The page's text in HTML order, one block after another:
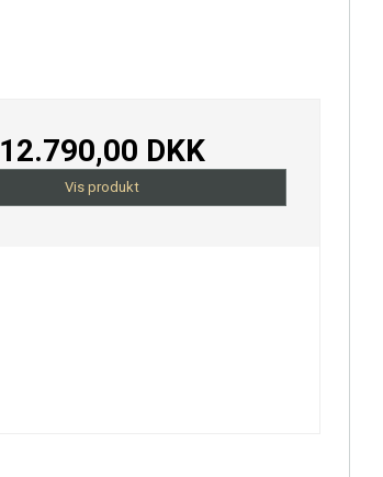
12.790,00 DKK
Vis produkt